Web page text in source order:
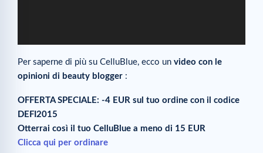
Per saperne di più su CelluBlue, ecco un video con le
opinioni di beauty blogger :
OFFERTA SPECIALE: -4 EUR sul tuo ordine con il codice
DEFI2015
Otterrai così il tuo CelluBlue a meno di 15 EUR
Clicca qui per ordinare